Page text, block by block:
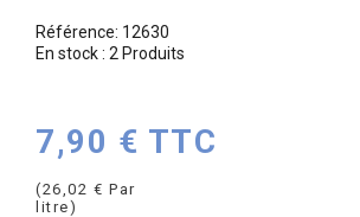
Référence: 12630
En stock : 2 Produits
7,90 € TTC
(26,02 € Par
litre)